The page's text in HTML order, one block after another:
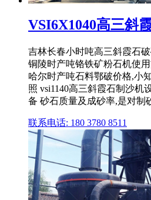
VSI6X1040高三斜
吉林长春小时吨高三斜霞石
铜陵时产吨铬铁矿粉石机使
哈尔时产吨石料鄂破价格,小
照 vsi1140高三斜霞石制沙机
备 砂石质量及成砂率,是对制
联系电话: 180 3780 8511